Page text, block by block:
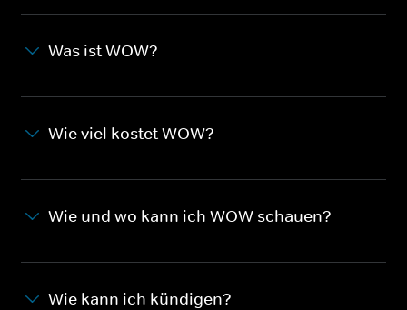
Was ist WOW?
Wie viel kostet WOW?
Wie und wo kann ich WOW schauen?
Wie kann ich kündigen?